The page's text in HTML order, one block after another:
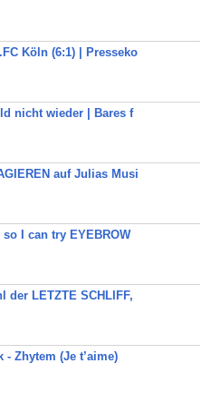
Köln (6:1) | Presseko
nicht wieder | Bares f
auf Julias Musi
so I can try EYEBROW
der LETZTE SCHLIFF,
- Zhytem (Je t’aime)